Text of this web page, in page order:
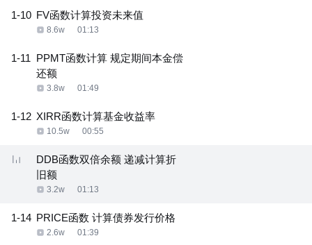
1-10 FV函数计算投资未来值
8.6w 01:13
1-11 PPMT函数计算 规定期间本金偿
还额
3.8w 01:49
1-12 XIRR函数计算基金收益率
10.5w 00:55
DDB函数双倍余额 递减计算折
旧额
3.2w 01:13
1-14 PRICE函数 计算债券发行价格
2.6w 01:39